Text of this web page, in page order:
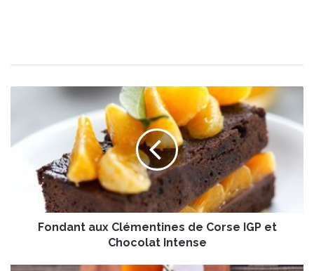
Fondant aux Clémentines de Corse IGP et
Chocolat Intense